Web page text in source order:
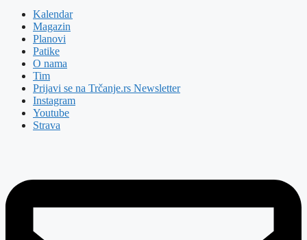
Kalendar
Magazin
Planovi
Patike
O nama
Tim
Prijavi se na Trčanje.rs Newsletter
Instagram
Youtube
Strava